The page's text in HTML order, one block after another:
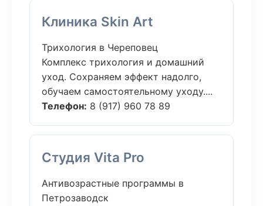
Клиника Skin Art
Трихология в Череповец
Комплекс трихология и домашний
уход. Сохраняем эффект надолго,
обучаем самостоятельному уходу....
Телефон: 8 (917) 960 78 89
Студия Vita Pro
Антивозрастные программы в
Петрозаводск